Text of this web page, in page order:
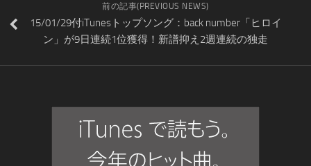
前の記事(PREVIOUS NEWS)
15/01/29付iTunesトップソング：back number「ヒロイ
ン」が9日連続1位獲得！新譜抑え2週連続の独走